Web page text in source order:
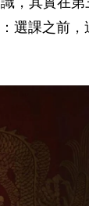
選課之前，